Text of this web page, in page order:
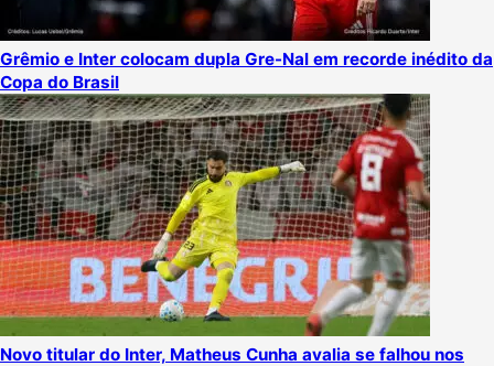
Grêmio e Inter colocam dupla Gre-Nal em recorde inédito da
Copa do Brasil
Novo titular do Inter, Matheus Cunha avalia se falhou nos